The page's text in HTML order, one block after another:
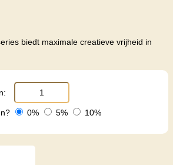
biedt maximale creatieve vrijheid in
0% 5% 10%